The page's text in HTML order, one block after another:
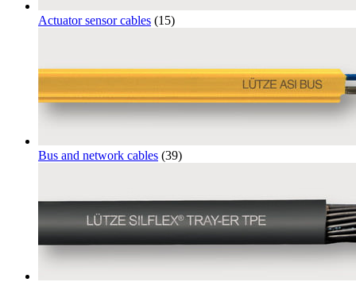
Actuator sensor cables (15)
Bus and network cables (39)